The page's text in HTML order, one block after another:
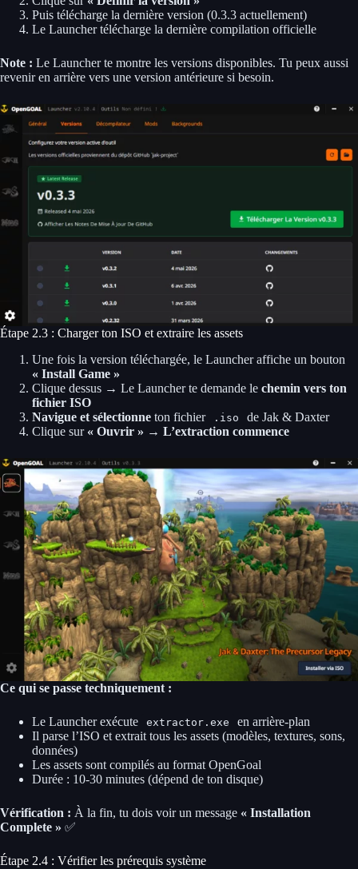
Puis télécharge la dernière version (0.3.3 actuellement)
Le Launcher télécharge la dernière compilation officielle
Note : Le Launcher te montre les versions disponibles. Tu peux aussi
revenir en arrière vers une version antérieure si besoin.
Étape 2.3 : Charger ton ISO et extraire les assets
Une fois la version téléchargée, le Launcher affiche un bouton
« Install Game »
Clique dessus → Le Launcher te demande le chemin vers ton
fichier ISO
Navigue et sélectionne ton fichier .iso
de Jak & Daxter
Clique sur « Ouvrir » → L’extraction commence
Ce qui se passe techniquement :
Le Launcher exécute extractor.exe
en arrière-plan
Il parse l’ISO et extrait tous les assets (modèles, textures, sons,
données)
Les assets sont compilés au format OpenGoal
Durée : 10-30 minutes (dépend de ton disque)
Vérification : À la fin, tu dois voir un message « Installation
Complete » ✅
Étape 2.4 : Vérifier les prérequis système